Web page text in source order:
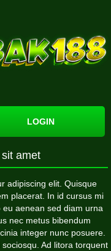
LOGIN
amet
adipiscing elit. Quisque
placerat. In id cursus mi
eu aenean sed diam urna
nec metus bibendum
integer nunc posuere.
Ad litora torquent